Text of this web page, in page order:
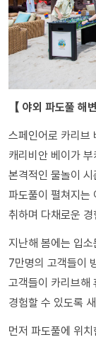
【 야외 파도풀 해
스페인어로 카리브
캐리비안 베이가
본격적인 물놀이
파도풀이 펼쳐지는
취하며 다채로운
지난해 봄에는 입
7만명의 고객들이
고객들이 카리브해
경험할 수 있도록
먼저 파도풀에 위